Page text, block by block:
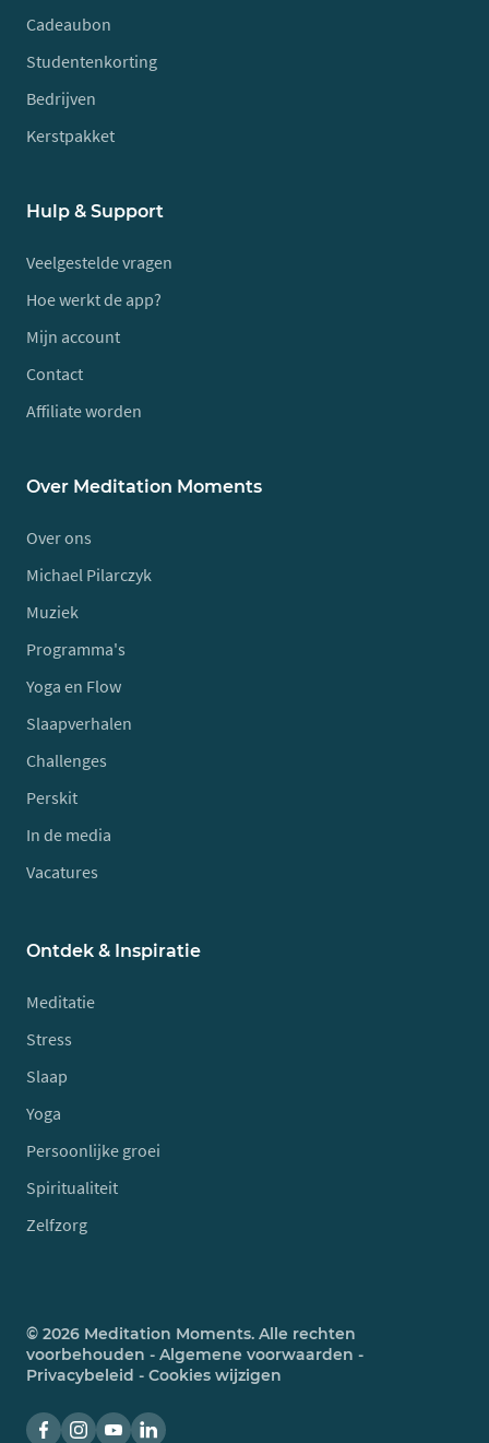
Cadeaubon
Studentenkorting
Bedrijven
Kerstpakket
Hulp & Support
Veelgestelde vragen
Hoe werkt de app?
Mijn account
Contact
Affiliate worden
Over Meditation Moments
Over ons
Michael Pilarczyk
Muziek
Programma's
Yoga en Flow
Slaapverhalen
Challenges
Perskit
In de media
Vacatures
Ontdek & Inspiratie
Meditatie
Stress
Slaap
Yoga
Persoonlijke groei
Spiritualiteit
Zelfzorg
© 2026 Meditation Moments. Alle rechten
voorbehouden - Algemene voorwaarden -
Privacybeleid - Cookies wijzigen